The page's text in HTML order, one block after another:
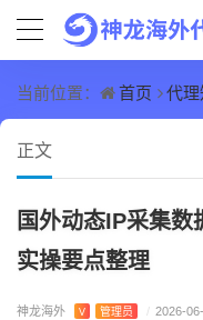
当前位置： 首页 代
正文
国外动态IP采集
实操要点整理
神龙海外 V 管理员 / 2026-